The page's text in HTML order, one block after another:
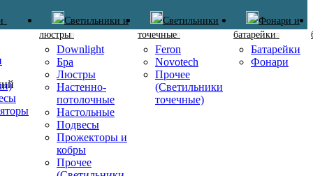
Светильники и
люстры
Downlight
Бра
Люстры
Настенно-
потолочные
Настольные
Подвесы
Прожекторы и
кобры
Прочее
Светильники
точечные
Feron
Novotech
Прочее
(Светильники
точечные)
Фонари и
батарейки
Батарейки
Фонари